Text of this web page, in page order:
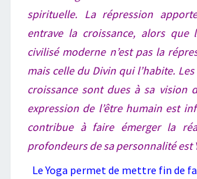
spirituelle. La répression
entrave la croissance, alors que
civilisé moderne n’est pas la
mais celle du Divin qui l’habite.
croissance sont dues à sa vision
expression de l’être humain est
contribue à faire émerger la
profondeurs de sa personnalité est
Le Yoga permet de mettre fin de